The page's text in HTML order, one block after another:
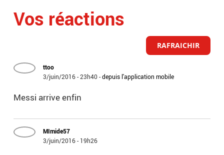
Vos réactions
RAFRAICHIR
ttoo
3/juin/2016 - 23h40 -depuis l'application mobile
Messi arrive enfin
MImide57
3/juin/2016 - 19h26